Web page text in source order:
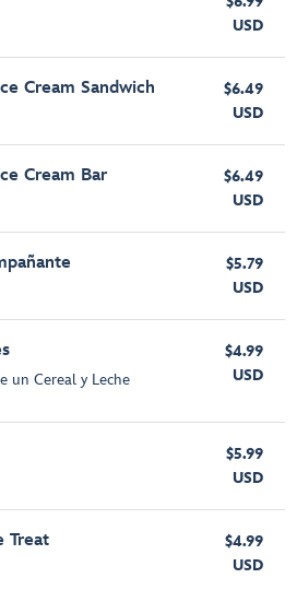
USD
Cream Sandwich
$6.49
USD
Cream Bar
$6.49
USD
$5.79
USD
un Cereal y Leche
$4.99
USD
$5.99
USD
Treat
$4.99
USD